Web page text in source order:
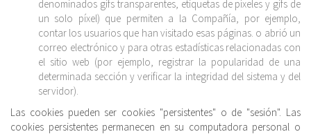
denominados gifs transparentes, etiquetas de píxeles y gifs de
un solo píxel) que permiten a la Compañía, por ejemplo,
contar los usuarios que han visitado esas páginas. o abrió un
correo electrónico y para otras estadísticas relacionadas con
el sitio web (por ejemplo, registrar la popularidad de una
determinada sección y verificar la integridad del sistema y del
servidor).
Las cookies pueden ser cookies "persistentes" o de "sesión". Las
cookies persistentes permanecen en su computadora personal o